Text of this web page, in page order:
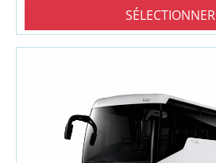
SÉLECTIONNER